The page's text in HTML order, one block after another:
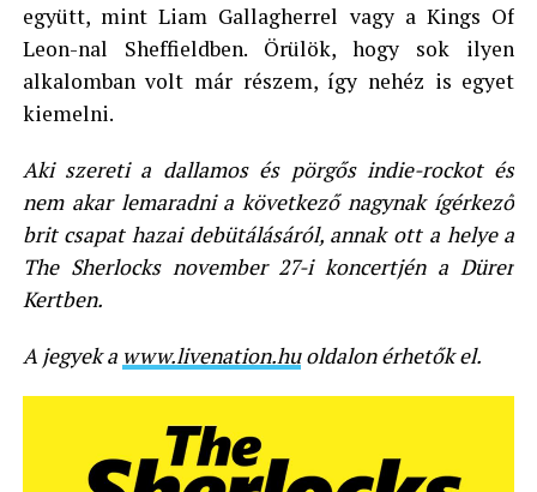
együtt, mint Liam Gallagherrel vagy a Kings Of
Leon-nal Sheffieldben. Örülök, hogy sok ilyen
alkalomban volt már részem, így nehéz is egyet
kiemelni.
Aki szereti a dallamos és pörgős indie-rockot és
nem akar lemaradni a következő nagynak ígérkező
brit csapat hazai debütálásáról, annak ott a helye a
The Sherlocks november 27-i koncertjén a Dürer
Kertben.
A jegyek a www.livenation.huoldalon érhetők el.